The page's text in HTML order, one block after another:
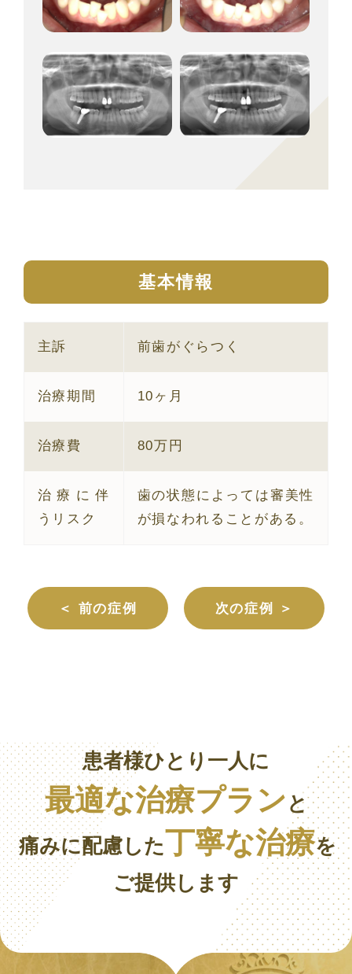
基本情報
主訴 前歯がぐらつく
治療期間 10ヶ月
治療費 80万円
治療に伴
うリスク
歯の状態によっては審美性
が損なわれることがある。
＜ 前の症例 次の症例 ＞
患者様ひとり一人に
最適な治療プラン と
痛みに配慮した丁寧な治療を
ご提供します